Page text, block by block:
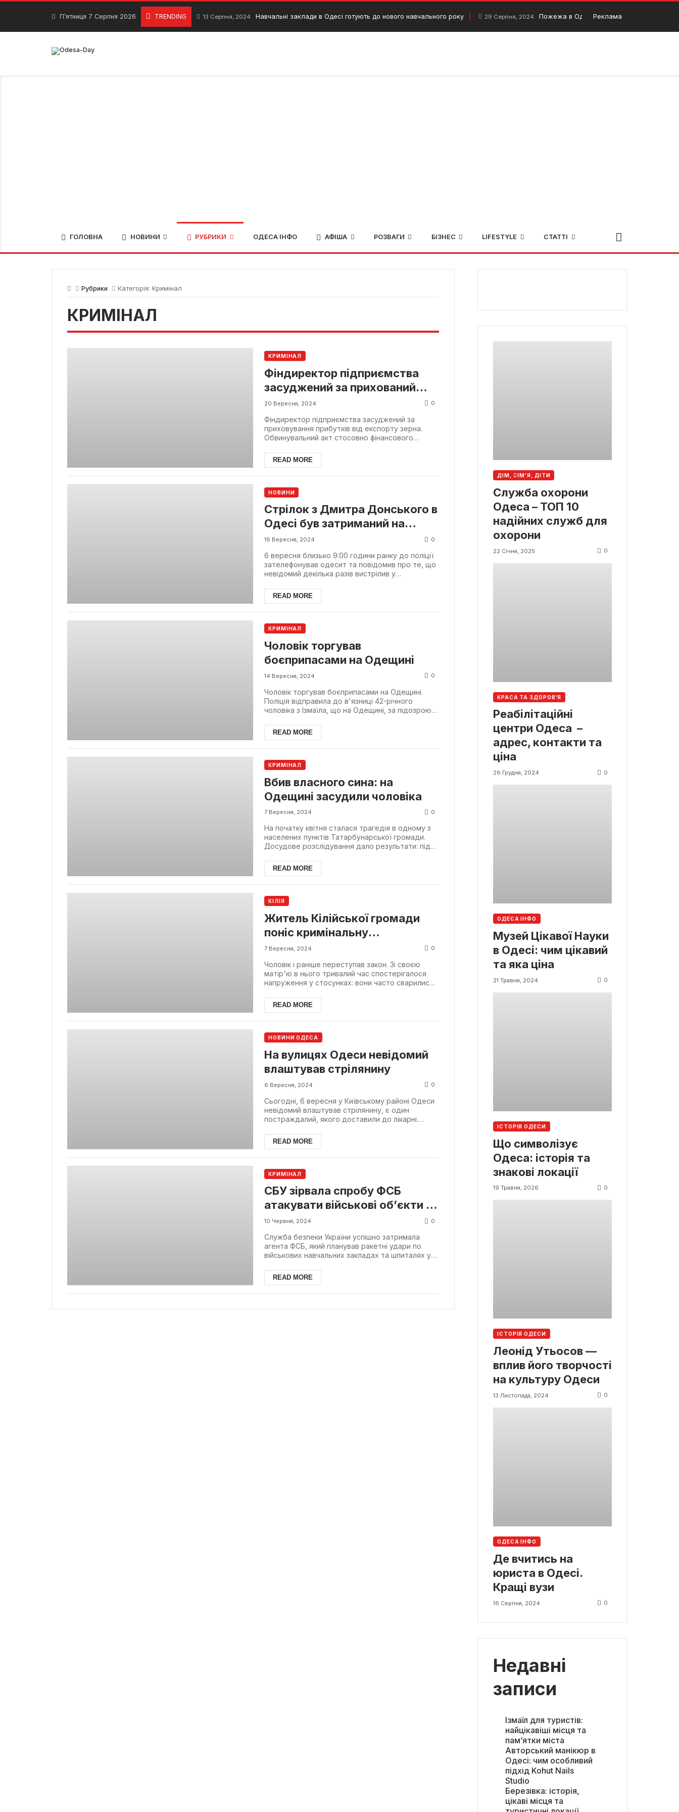
Skip
П’ятниця 7 Серпня 2026 TRENDING 13 Серпня, 2024 Навчальні заклади в Одесі готують до нового навчального року 29 Серпня, 2024 Пожежа в Одеській області: постраждала
Реклама
ГОЛОВНА НОВИНИ РУБРИКИ ОДЕСА ІНФО АФІША РОЗВАГИ БІЗНЕС LIFESTYLE СТАТТІ
Рубрики Категорія: Кримінал
КРИМІНАЛ
КРИМІНАЛ
Фіндиректор підприємства
засуджений за прихований
прибуток від експорту зерна
20 Вересня, 2024 0
Фіндиректор підприємства засуджений за
приховування прибутків від експорту зерна.
Обвинувальний акт стосовно фінансового
READ MORE
НОВИНИ
Стрілок з Дмитра Донського в
Одесі був затриманий на
Київщині
16 Вересня, 2024 0
6 вересня близько 9:00 години ранку до поліції
зателефонував одесит та повідомив про те, що
невідомий декілька разів вистрілив у
READ MORE
КРИМІНАЛ
Чоловік торгував
боєприпасами на Одещині
14 Вересня, 2024 0
Чоловік торгував боєприпасами на Одещині.
Поліція відправила до в'язниці 42-річного
чоловіка з Ізмаїла, що на Одещині, за підозрою у
READ MORE
КРИМІНАЛ
Вбив власного сина: на
Одещині засудили чоловіка
7 Вересня, 2024 0
На початку квітня сталася трагедія в одному з
населених пунктів Татарбунарської громади.
Досудове розслідування дало результати: під
READ MORE
КІЛІЯ
Житель Кілійської громади
поніс кримінальну
відповідальність за те, що
погрожував вбивством своїй
матері
7 Вересня, 2024 0
Чоловік і раніше переступав закон. Зі своєю
матір'ю в нього тривалий час спостерігалося
напруження у стосунках: вони часто сварилися і
READ MORE
НОВИНИ ОДЕСА
На вулицях Одеси невідомий
влаштував стрілянину
6 Вересня, 2024 0
Сьогодні, 6 вересня у Київському районі Одеси
невідомий влаштував стрілянину, є один
постраждалий, якого доставили до лікарні.
READ MORE
КРИМІНАЛ
СБУ зірвала спробу ФСБ
атакувати військові об’єкти в
Житомирі та Одесі
10 Червня, 2024 0
Служба безпеки України успішно затримала
агента ФСБ, який планував ракетні удари по
військових навчальних закладах та шпиталях у
READ MORE
ДІМ, СІМ’Я, ДІТИ
Служба охорони
Одеса – ТОП 10
надійних служб для
охорони
22 Січня, 2025 0
КРАСА ТА ЗДОРОВ'Я
Реабілітаційні
центри Одеса –
адрес, контакти та
ціна
26 Грудня, 2024 0
ОДЕСА ІНФО
Музей Цікавої Науки
в Одесі: чим цікавий
та яка ціна
21 Травня, 2024 0
ІСТОРІЯ ОДЕСИ
Що символізує
Одеса: історія та
знакові локації
19 Травня, 2026 0
ІСТОРІЯ ОДЕСИ
Леонід Утьосов —
вплив його творчості
на культуру Одеси
13 Листопада, 2024 0
ОДЕСА ІНФО
Де вчитись на
юриста в Одесі.
Кращі вузи
16 Серпня, 2024 0
Недавні
записи
Ізмаїл для туристів:
найцікавіші місця та
пам’ятки міста
Авторський манікюр в
Одесі: чим особливий
підхід Kohut Nails
Studio
Березівка: історія,
цікаві місця та